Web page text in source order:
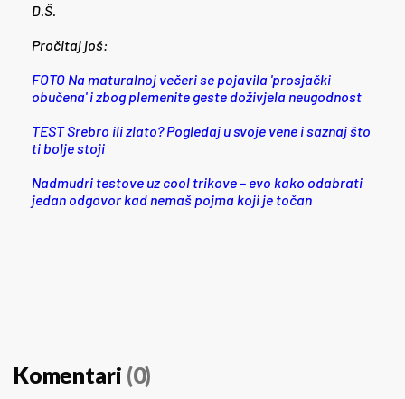
D.Š.
Pročitaj još:
FOTO Na maturalnoj večeri se pojavila 'prosjački
obučena' i zbog plemenite geste doživjela neugodnost
TEST Srebro ili zlato? Pogledaj u svoje vene i saznaj što
ti bolje stoji
Nadmudri testove uz cool trikove – evo kako odabrati
jedan odgovor kad nemaš pojma koji je točan
Komentari (0)